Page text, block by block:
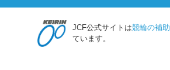
JCF公式サイトは競輪の補助
ています。